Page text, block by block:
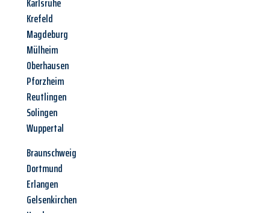
Krefeld
Magdeburg
Mülheim
Oberhausen
Pforzheim
Reutlingen
Solingen
Wuppertal
Braunschweig
Dortmund
Erlangen
Gelsenkirchen